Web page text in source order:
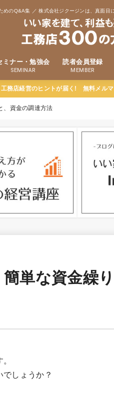
めのQ&A集 ／ 株式会社ジクージンは、真面目
ミナー・勉強会
SEMINAR
読者会員登録
MEMBER
工務店経営のヒントが届く! 無料メル
、資金の調達方法
簡単な資金繰
しょうか？